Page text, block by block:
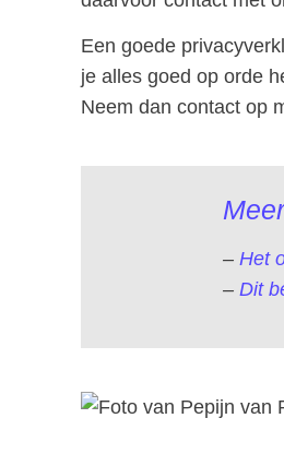
Een goede
je alles goed op orde
Neem dan contact op
– Het
– Dit